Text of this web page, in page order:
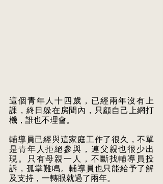
這個青年人十四歲，已經兩年沒有上
課，終日躲在房間內，只顧自己上網打
機，誰也不理會。
輔導員已經與這家庭工作了很久，不單
是青年人拒絕參與，連父親也很少出
現。只有母親一人，不斷找輔導員投
訴，孤掌難鳴。輔導員也只能給予了解
及支持，一轉眼就過了兩年。